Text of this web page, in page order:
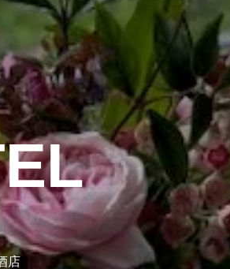
店